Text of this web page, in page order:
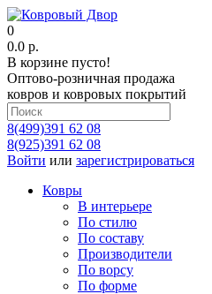
0
0.0 р.
В корзине пусто!
Оптово-розничная продажа
ковров и ковровых покрытий
8(499)391 62 08
8(925)391 62 08
Войти или зарегистрироваться
Ковры
В интерьере
По стилю
По составу
Производители
По ворсу
По форме